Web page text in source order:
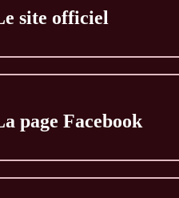
site officiel
page Facebook